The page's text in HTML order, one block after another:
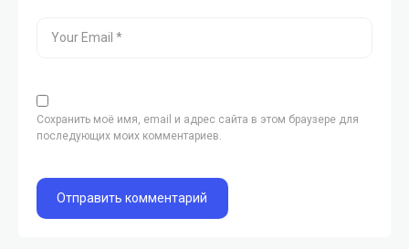
Сохранить моё имя, email и адрес сайта в этом браузере для
последующих моих комментариев.